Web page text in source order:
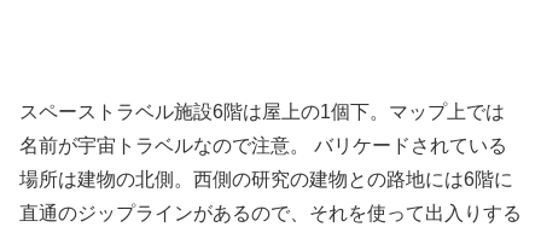
スペーストラベル施設6階は屋上の1個下。マップ上では
名前が宇宙トラベルなので注意。 バリケードされている
場所は建物の北側。西側の研究の建物との路地には6階に
直通のジップラインがあるので、それを使って出入りする